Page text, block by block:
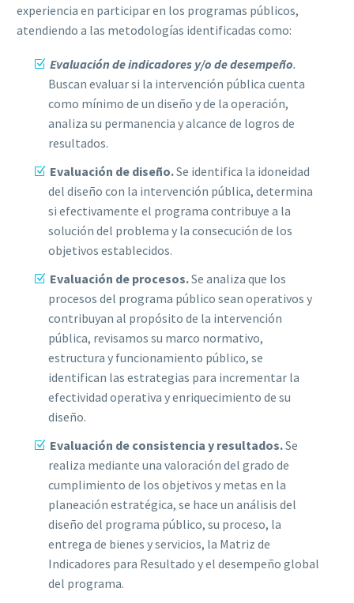
experiencia en participar en los programas públicos,
atendiendo a las metodologías identificadas como:
Evaluación de indicadores y/o de desempeño.
Buscan evaluar si la intervención pública cuenta
como mínimo de un diseño y de la operación,
analiza su permanencia y alcance de logros de
resultados.
Evaluación de diseño.Se identifica la idoneidad
del diseño con la intervención pública, determina
si efectivamente el programa contribuye a la
solución del problema y la consecución de los
objetivos establecidos.
Evaluación de procesos.Se analiza que los
procesos del programa público sean operativos y
contribuyan al propósito de la intervención
pública, revisamos su marco normativo,
estructura y funcionamiento público, se
identifican las estrategias para incrementar la
efectividad operativa y enriquecimiento de su
diseño.
Evaluación de consistencia y resultados.Se
realiza mediante una valoración del grado de
cumplimiento de los objetivos y metas en la
planeación estratégica, se hace un análisis del
diseño del programa público, su proceso, la
entrega de bienes y servicios, la Matriz de
Indicadores para Resultado y el desempeño global
del programa.